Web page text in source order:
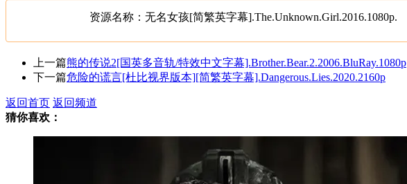
资源名称：无名女孩[简繁英字幕].The.Unknown.Girl.2016.1080p.
上一篇熊的传说2[国英多音轨/特效中文字幕].Brother.Bear.2.2006.BluRay.1080p
下一篇危险的谎言[杜比视界版本][简繁英字幕].Dangerous.Lies.2020.2160p
返回首页 返回频道
猜你喜欢：